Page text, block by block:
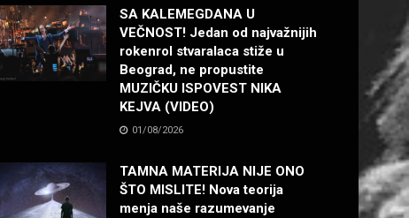
SA KALEMEGDANA U
VEČNOST! Jedan od najvažnijih
rokenrol stvaralaca stiže u
Beograd, ne propustite
MUZIČKU ISPOVEST NIKA
KEJVA (VIDEO)
01/08/2026
TAMNA MATERIJA NIJE ONO
ŠTO MISLITE! Nova teorija
menja naše razumevanje